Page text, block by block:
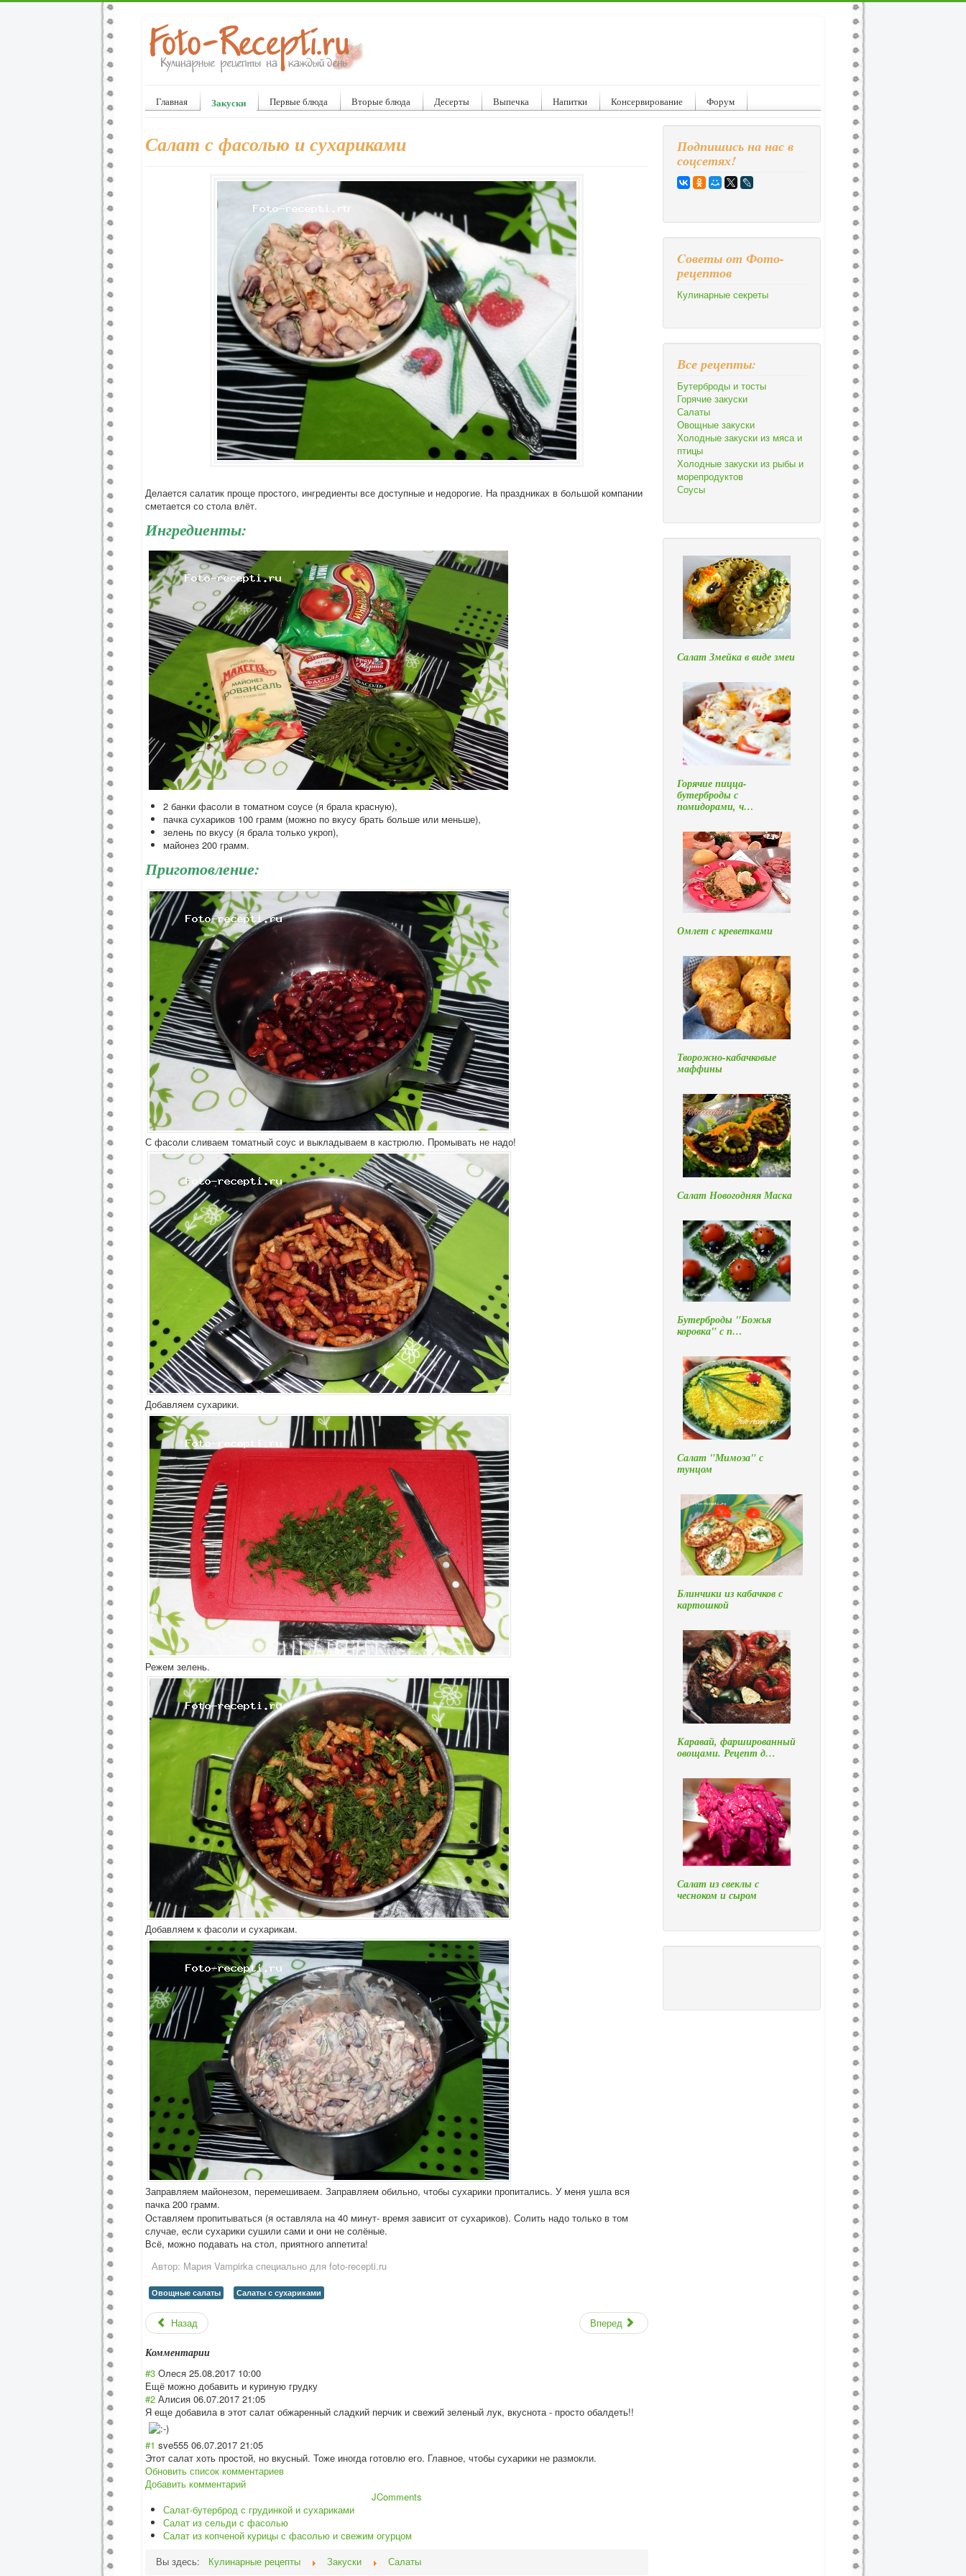
Главная Закуски Первые блюда Вторые блюда Десерты Выпечка Напитки Консервирование Форум
Салат с фасолью и сухариками
Делается салатик проще простого, ингредиенты все доступные и недорогие. На праздниках в большой компании
сметается со стола влёт.
Ингредиенты:
2 банки фасоли в томатном соусе (я брала красную),
пачка сухариков 100 грамм (можно по вкусу брать больше или меньше),
зелень по вкусу (я брала только укроп),
майонез 200 грамм.
Приготовление:
С фасоли сливаем томатный соус и выкладываем в кастрюлю. Промывать не надо!
Добавляем сухарики.
Режем зелень.
Добавляем к фасоли и сухарикам.
Заправляем майонезом, перемешиваем. Заправляем обильно, чтобы сухарики пропитались. У меня ушла вся
пачка 200 грамм.
Оставляем пропитываться (я оставляла на 40 минут- время зависит от сухариков). Солить надо только в том
случае, если сухарики сушили сами и они не солёные.
Всё, можно подавать на стол, приятного аппетита!
Автор: Мария Vampirka специально для foto-recepti.ru
Овощные салаты Салаты с сухариками
Назад Вперед
Комментарии
#3 Олеся 25.08.2017 10:00
Ещё можно добавить и куриную грудку
#2 Алисия 06.07.2017 21:05
Я еще добавила в этот салат обжаренный сладкий перчик и свежий зеленый лук, вкуснота - просто обалдеть!!
#1 sve555 06.07.2017 21:05
Этот салат хоть простой, но вкусный. Тоже иногда готовлю его. Главное, чтобы сухарики не размокли.
Обновить список комментариев
Добавить комментарий
JComments
Салат-бутерброд с грудинкой и сухариками
Салат из сельди с фасолью
Салат из копченой курицы с фасолью и свежим огурцом
Вы здесь:
Кулинарные рецепты Закуски Салаты
Подпишись на нас в
соцсетях!
Cоветы от Фото-
рецептов
Кулинарные секреты
Все рецепты:
Бутерброды и тосты
Горячие закуски
Салаты
Овощные закуски
Холодные закуски из мяса и
птицы
Холодные закуски из рыбы и
морепродуктов
Соусы
Салат Змейка в виде змеи
Горячие пицца-
бутерброды с
помидорами, ч…
Омлет с креветками
Творожно-кабачковые
маффины
Салат Новогодняя Маска
Бутерброды "Божья
коровка" с п…
Салат "Мимоза" с
тунцом
Блинчики из кабачков с
картошкой
Каравай, фаршированный
овощами. Рецепт д…
Салат из свеклы с
чесноком и сыром